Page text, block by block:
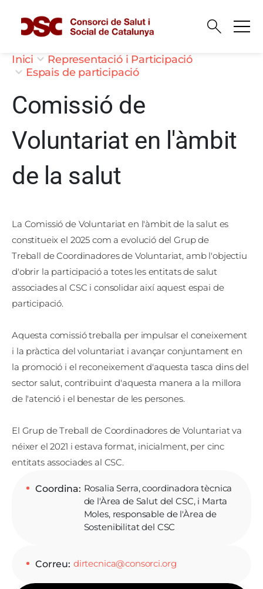
Fil d'ariadna
Inici
Representació i Participació
Espais de participació
Comissió de
Voluntariat en l'àmbit
de la salut
La Comissió de Voluntariat en l'àmbit de la salut es
constitueix el 2025 com a evolució del Grup de
Treball de Coordinadores de Voluntariat, amb l'objectiu
d'obrir la participació a totes les entitats de salut
associades al CSC i consolidar així aquest espai de
participació.
Aquesta comissió treballa per impulsar el coneixement
i la pràctica del voluntariat i avançar conjuntament en
la promoció i el reconeixement d'aquesta tasca dins del
sector salut, contribuint d'aquesta manera a la millora
de l'atenció i el benestar de les persones.
El Grup de Treball de Coordinadores de Voluntariat va
néixer el 2021 i estava format, inicialment, per cinc
entitats associades al CSC.
Coordina Rosalia Serra, coordinadora tècnica
de l'Àrea de Salut del CSC, i Marta
Moles, responsable de l'Àrea de
Sostenibilitat del CSC
Correu dirtecnica@consorci.org